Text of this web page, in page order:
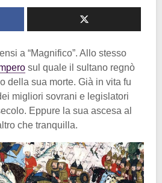
a “Magnifico”. Allo stesso
sul quale il sultano regnò
della sua morte. Già in vita fu
migliori sovrani e legislatori
Eppure la sua ascesa al
che tranquilla.